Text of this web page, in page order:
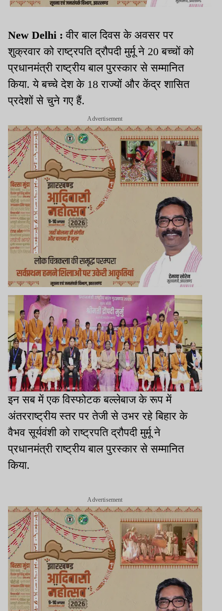
New Delhi :वीर बाल दिवस के अवसर पर
शुक्रवार को राष्ट्रपति द्रौपदी मुर्मू ने 20 बच्चों को
प्रधानमंत्री राष्ट्रीय बाल पुरस्कार से सम्मानित
किया. ये बच्चे देश के 18 राज्यों और केंद्र शासित
प्रदेशों से चुने गए हैं.
Advertisement
इन सब में एक विस्फोटक बल्लेबाज के रूप में
अंतरराष्ट्रीय स्तर पर तेजी से उभर रहे बिहार के
वैभव सूर्यवंशी को राष्ट्रपति द्रौपदी मुर्मू ने
प्रधानमंत्री राष्ट्रीय बाल पुरस्कार से सम्मानित
किया.
Advertisement